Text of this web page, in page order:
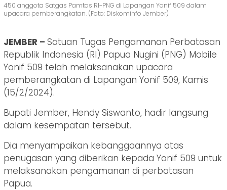
450 anggota Satgas Pamtas RI-PNG di Lapangan Yonif 509 dalam
upacara pemberangkatan. (Foto: Diskominfo Jember)
JEMBER – Satuan Tugas Pengamanan Perbatasan
Republik Indonesia (RI) Papua Nugini (PNG) Mobile
Yonif 509 telah melaksanakan upacara
pemberangkatan di Lapangan Yonif 509, Kamis
(15/2/2024).
Bupati Jember, Hendy Siswanto, hadir langsung
dalam kesempatan tersebut.
Dia menyampaikan kebanggaannya atas
penugasan yang diberikan kepada Yonif 509 untuk
melaksanakan pengamanan di perbatasan
Papua.